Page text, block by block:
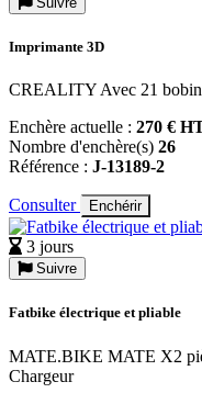
Imprimante 3D
CREALITY Avec 21
Enchère actuelle : 270 €
Nombre d'enchère(s) 26
Référence : J-13189-2
Consulter Enchérir
3 jours
Suivre
Fatbike électrique et pliable
MATE.BIKE MATE X2
Chargeur